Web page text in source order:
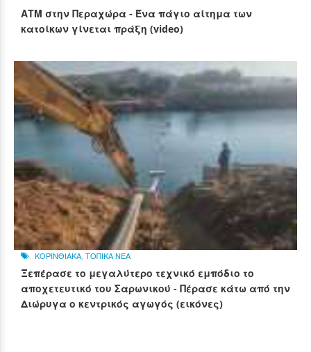
ΑΤΜ στην Περαχώρα - Ένα πάγιο αίτημα των
κατοίκων γίνεται πράξη (video)
ΚΟΡΙΝΘΙΑΚΑ, ΤΟΠΙΚΑ ΝΕΑ
Ξεπέρασε το μεγαλύτερο τεχνικό εμπόδιο το
αποχετευτικό του Σαρωνικού - Πέρασε κάτω από την
Διώρυγα ο κεντρικός αγωγός (εικόνες)